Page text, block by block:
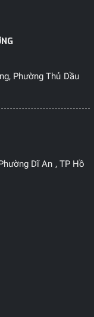
Phường Thủ Dầu
Dĩ An , TP Hồ